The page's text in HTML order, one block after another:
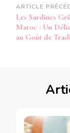
d’article
ARTICLE
Les Sardines
Maroc : Un
au Goût de